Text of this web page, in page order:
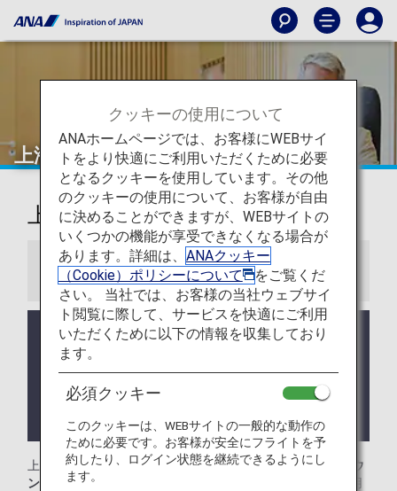
上海（浦東）
上海-浦東国際空港ラウンジ
お知らせ
ラウンジ所有者がANAではない空港においては事前
告知なくサービス、営業時間が変更する可能性があ
ラウンジが所在する国や州により入室条件に制約が
ある場合があります。
上海-浦東国際空港では、中国国際航空ラウンジ（No.71ラウ
ンジ）
をご利用いただけます。本ページはANA国際線を利用
クッキーの使用について
ANAホームページでは、お客様にWEBサイ
トをより快適にご利用いただくために必要
となるクッキーを使用しています。その他
のクッキーの使用について、お客様が自由
に決めることができますが、WEBサイトの
いくつかの機能が享受できなくなる場合が
あります。詳細は、 ANAクッキー
（Cookie）ポリシーについて
をご覧くだ
さい。 当社では、お客様の当社ウェブサイ
ト閲覧に際して、サービスを快適にご利用
いただくために以下の情報を収集しており
ます。
必須クッキー
このクッキーは、WEBサイトの一般的な動作の
ために必要です。お客様が安全にフライトを予
約したり、ログイン状態を継続できるようにし
ます。